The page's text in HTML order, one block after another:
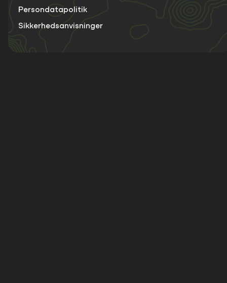
Persondatapolitik
Sikkerhedsanvisninger